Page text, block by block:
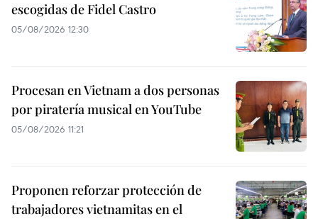
escogidas de Fidel Castro
05/08/2026 12:30
Procesan en Vietnam a dos personas
por piratería musical en YouTube
05/08/2026 11:21
Proponen reforzar protección de
trabajadores vietnamitas en el